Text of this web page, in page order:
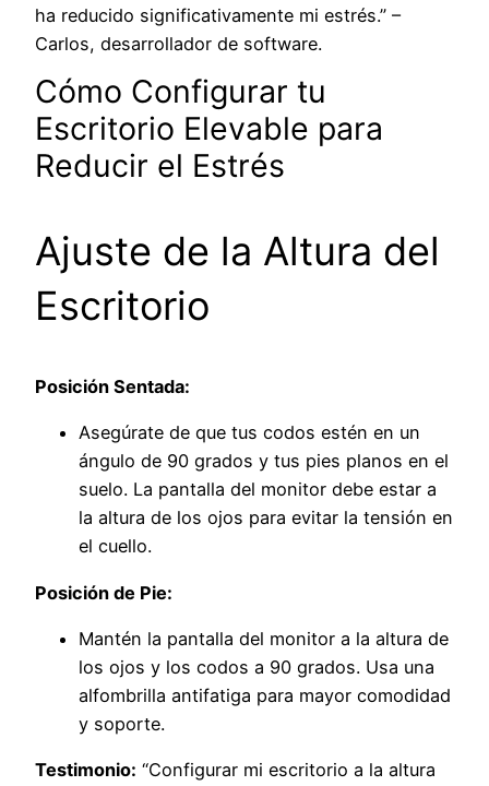
ha reducido significativamente mi estrés.” –
Carlos, desarrollador de software.
Cómo Configurar tu
Escritorio Elevable para
Reducir el Estrés
Ajuste de la Altura del
Escritorio
Posición Sentada:
Asegúrate de que tus codos estén en un
ángulo de 90 grados y tus pies planos en el
suelo. La pantalla del monitor debe estar a
la altura de los ojos para evitar la tensión en
el cuello.
Posición de Pie:
Mantén la pantalla del monitor a la altura de
los ojos y los codos a 90 grados. Usa una
alfombrilla antifatiga para mayor comodidad
y soporte.
Testimonio: “Configurar mi escritorio a la altura